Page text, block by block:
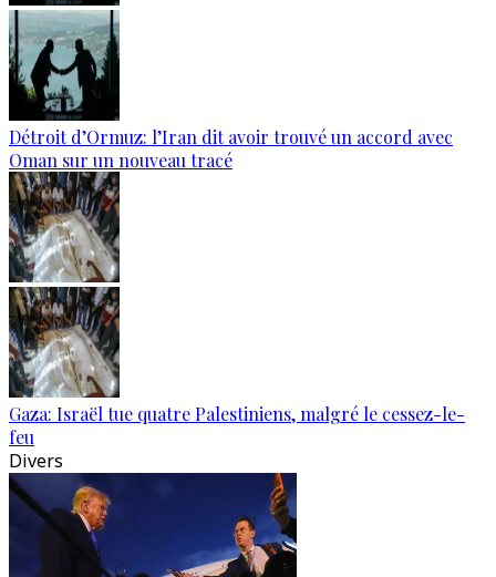
Détroit d’Ormuz: l’Iran dit avoir trouvé un accord avec
Oman sur un nouveau tracé
Gaza: Israël tue quatre Palestiniens, malgré le cessez-le-
feu
Divers